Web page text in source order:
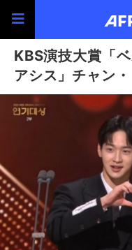
KBS演技大賞「
アシス」チャン